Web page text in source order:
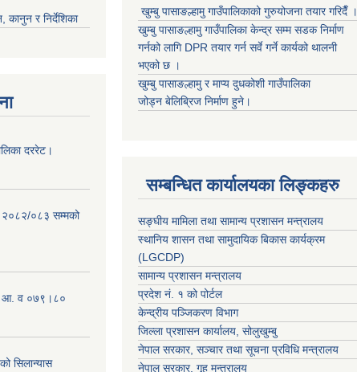
कानुन र निर्देशिका
दररेट।
२०८२/०८३ सम्मको
आ. व ०७९।८०
सिलान्यास
खुम्बु पासाङल्हामु गाउँपालिकाको गुरुयोजना तयार गरिदैँ ।
खुम्बु पासाङल्हामु गाउँपालिका केन्द्र सम्म सडक निर्माण
गर्नको लागि DPR तयार गर्न सर्वे गर्ने कार्यको थालनी
भएको छ ।
खुम्बु पासाङल्हामु र माप्य दुधकोशी गाउँपालिका
जोड्न बेलिब्रिज निर्माण हुने।
सम्बन्धित कार्यालयका लिङ्कहरु
सङ्घीय मामिला तथा सामान्य प्रशासन मन्त्रालय
स्थानिय शासन तथा सामुदायिक बिकास कार्यक्रम
(LGCDP)
सामान्य प्रशासन मन्त्रालय
प्रदेश नं. १ को पोर्टल
केन्द्रीय पञ्जिकरण विभाग
जिल्ला प्रशासन कार्यालय, सोलुखुम्बु
नेपाल सरकार, सञ्चार तथा सूचना प्रविधि मन्त्रालय
नेपाल सरकार, गृह मन्त्रालय